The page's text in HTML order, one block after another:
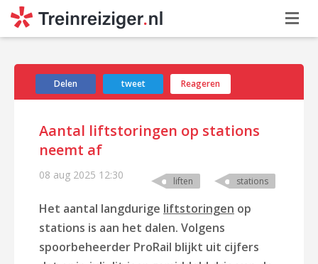
Delen tweet Reageren
Aantal liftstoringen op stations
neemt af
08 aug 2025 12:30 liften stations
Het aantal langdurige liftstoringen op
stations is aan het dalen. Volgens
spoorbeheerder ProRail blijkt uit cijfers